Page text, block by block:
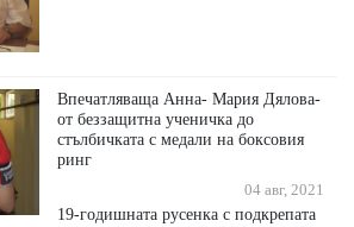
Впечатляваща Анна- Мария Дялова-
от беззащитна ученичка до
стълбичката с медали на боксовия
ринг
04 авг, 2021
19-годишната русенка с подкрепата